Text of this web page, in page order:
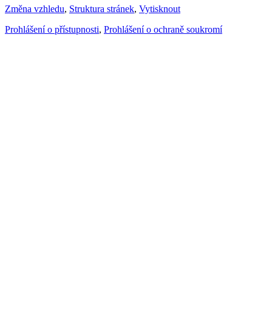
Změna vzhledu, Struktura stránek, Vytisknout
Prohlášení o přístupnosti, Prohlášení o ochraně soukromí